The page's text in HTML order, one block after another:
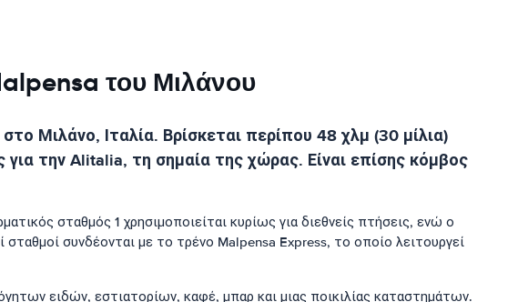
του Μιλάνου
Μιλάνο, Ιταλία. Βρίσκεται περίπου 48 χλμ (30 μίλια)
την Alitalia, τη σημαία της χώρας. Είναι επίσης κόμβος
σταθμός 1 χρησιμοποιείται κυρίως για διεθνείς πτήσεις, ενώ ο
συνδέονται με το τρένο Malpensa Express, το οποίο λειτουργεί
ειδών, εστιατορίων, καφέ, μπαρ και μιας ποικιλίας καταστημάτων.